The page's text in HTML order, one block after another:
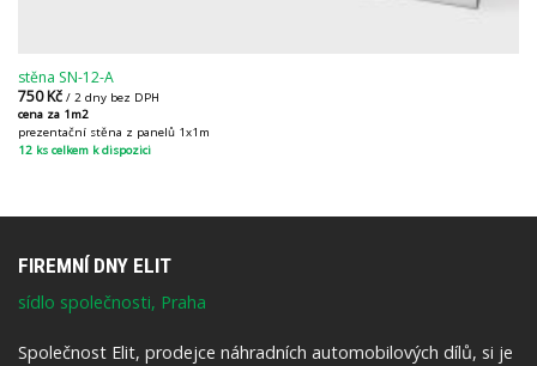
stěna SN-12-A
750Kč / 2 dny bez DPH
cena za 1m2
prezentační stěna z panelů 1x1m
12 ks celkem k dispozici
FIREMNÍ DNY ELIT
sídlo společnosti, Praha
Společnost Elit, prodejce náhradních automobilových dílů, si je